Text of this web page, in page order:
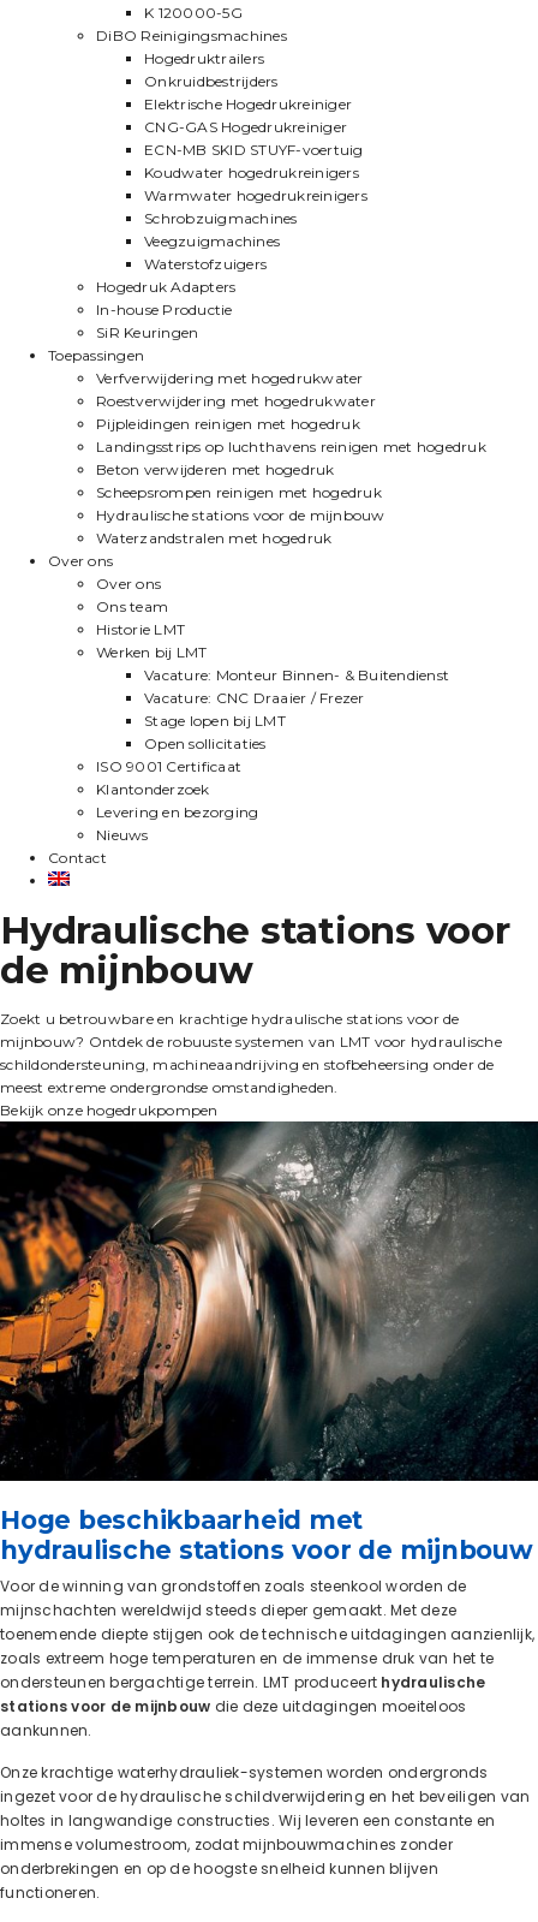
K 120000-5G
DiBO Reinigingsmachines
Hogedruktrailers
Onkruidbestrijders
Elektrische Hogedrukreiniger
CNG-GAS Hogedrukreiniger
ECN-MB SKID STUYF-voertuig
Koudwater hogedrukreinigers
Warmwater hogedrukreinigers
Schrobzuigmachines
Veegzuigmachines
Waterstofzuigers
Hogedruk Adapters
In-house Productie
SiR Keuringen
Toepassingen
Verfverwijdering met hogedrukwater
Roestverwijdering met hogedrukwater
Pijpleidingen reinigen met hogedruk
Landingsstrips op luchthavens reinigen met hogedruk
Beton verwijderen met hogedruk
Scheepsrompen reinigen met hogedruk
Hydraulische stations voor de mijnbouw
Waterzandstralen met hogedruk
Over ons
Over ons
Ons team
Historie LMT
Werken bij LMT
Vacature: Monteur Binnen- & Buitendienst
Vacature: CNC Draaier / Frezer
Stage lopen bij LMT
Open sollicitaties
ISO 9001 Certificaat
Klantonderzoek
Levering en bezorging
Nieuws
Contact
Hydraulische stations voor
de mijnbouw
Zoekt u betrouwbare en krachtige hydraulische stations voor de
mijnbouw? Ontdek de robuuste systemen van LMT voor hydraulische
schildondersteuning, machineaandrijving en stofbeheersing onder de
meest extreme ondergrondse omstandigheden.
Bekijk onze hogedrukpompen
Hoge beschikbaarheid met
hydraulische stations voor de mijnbouw
Voor de winning van grondstoffen zoals steenkool worden de
mijnschachten wereldwijd steeds dieper gemaakt. Met deze
toenemende diepte stijgen ook de technische uitdagingen aanzienlijk,
zoals extreem hoge temperaturen en de immense druk van het te
ondersteunen bergachtige terrein. LMT produceert hydraulische
stations voor de mijnbouw die deze uitdagingen moeiteloos
aankunnen.
Onze krachtige waterhydrauliek-systemen worden ondergronds
ingezet voor de hydraulische schildverwijdering en het beveiligen van
holtes in langwandige constructies. Wij leveren een constante en
immense volumestroom, zodat mijnbouwmachines zonder
onderbrekingen en op de hoogste snelheid kunnen blijven
functioneren.